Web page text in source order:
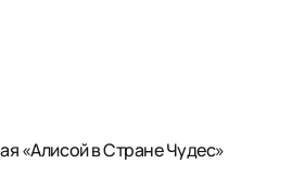
«Алисой в Стране Чудес»